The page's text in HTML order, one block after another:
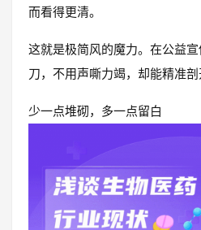
而看得更清。
这就是极简风的魔力。在公益
刀，不用声嘶力竭，却能精准剖
少一点堆砌，多一点留白